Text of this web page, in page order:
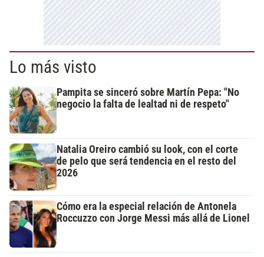
Lo más visto
Pampita se sinceró sobre Martín Pepa: "No
negocio la falta de lealtad ni de respeto"
Natalia Oreiro cambió su look, con el corte
de pelo que será tendencia en el resto del
2026
Cómo era la especial relación de Antonela
Roccuzzo con Jorge Messi más allá de Lionel